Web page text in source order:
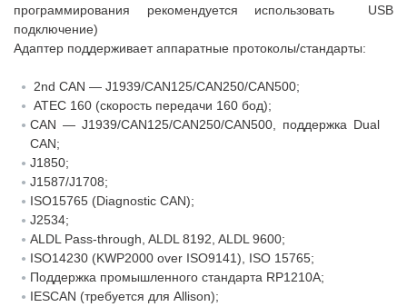
программирования рекомендуется использовать USB
подключение)
Адаптер поддерживает аппаратные протоколы/стандарты:
2nd CAN — J1939/CAN125/CAN250/CAN500;
ATEC 160 (скорость передачи 160 бод);
CAN — J1939/CAN125/CAN250/CAN500, поддержка Dual
CAN;
J1850;
J1587/J1708;
ISO15765 (Diagnostic CAN);
J2534;
ALDL Pass-through, ALDL 8192, ALDL 9600;
ISO14230 (KWP2000 over ISO9141), ISO 15765;
Поддержка промышленного стандарта RP1210A;
IESCAN (требуется для Allison);